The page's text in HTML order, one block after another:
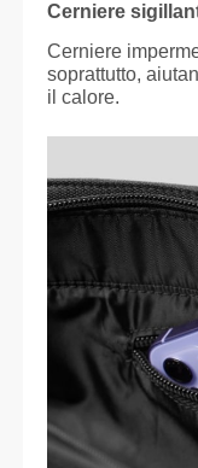
Cerniere
Cerniere
soprattutto,
il calore.